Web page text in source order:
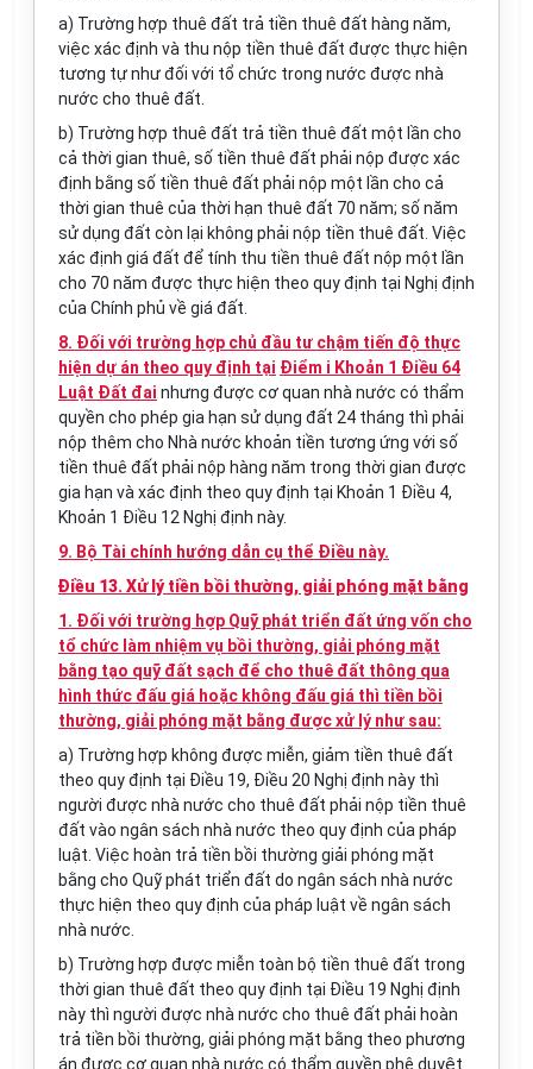
a) Trường hợp thuê đất trả tiền thuê đất hàng năm,
việc xác định và thu nộp tiền thuê đất được thực hiện
tương tự như đối với tổ chức trong nước được nhà
nước cho thuê đất.
b) Trường hợp thuê đất trả tiền thuê đất một lần cho
cả thời gian thuê, số tiền thuê đất phải nộp được xác
định bằng số tiền thuê đất phải nộp một lần cho cả
thời gian thuê của thời hạn thuê đất 70 năm; số năm
sử dụng đất còn lại không phải nộp tiền thuê đất. Việc
xác định giá đất để tính thu tiền thuê đất nộp một lần
cho 70 năm được thực hiện theo quy định tại Nghị định
của Chính phủ về giá đất.
8. Đối với trường hợp chủ đầu tư chậm tiến độ thực
hiện dự án theo quy định tại Điểm i Khoản 1 Điều 64
Luật Đất đai nhưng được cơ quan nhà nước có thẩm
quyền cho phép gia hạn sử dụng đất 24 tháng thì phải
nộp thêm cho Nhà nước khoản tiền tương ứng với số
tiền thuê đất phải nộp hàng năm trong thời gian được
gia hạn và xác định theo quy định tại Khoản 1 Điều 4,
Khoản 1 Điều 12 Nghị định này.
9. Bộ Tài chính hướng dẫn cụ thể Điều này.
Điều 13. Xử lý tiền bồi thường, giải phóng mặt bằng
1. Đối với trường hợp Quỹ phát triển đất ứng vốn cho
tổ chức làm nhiệm vụ bồi thường, giải phóng mặt
bằng tạo quỹ đất sạch để cho thuê đất thông qua
hình thức đấu giá hoặc không đấu giá thì tiền bồi
thường, giải phóng mặt bằng được xử lý như sau:
a) Trường hợp không được miễn, giảm tiền thuê đất
theo quy định tại Điều 19, Điều 20 Nghị định này thì
người được nhà nước cho thuê đất phải nộp tiền thuê
đất vào ngân sách nhà nước theo quy định của pháp
luật. Việc hoàn trả tiền bồi thường giải phóng mặt
bằng cho Quỹ phát triển đất do ngân sách nhà nước
thực hiện theo quy định của pháp luật về ngân sách
nhà nước.
b) Trường hợp được miễn toàn bộ tiền thuê đất trong
thời gian thuê đất theo quy định tại Điều 19 Nghị định
này thì người được nhà nước cho thuê đất phải hoàn
trả tiền bồi thường, giải phóng mặt bằng theo phương
án được cơ quan nhà nước có thẩm quyền phê duyệt